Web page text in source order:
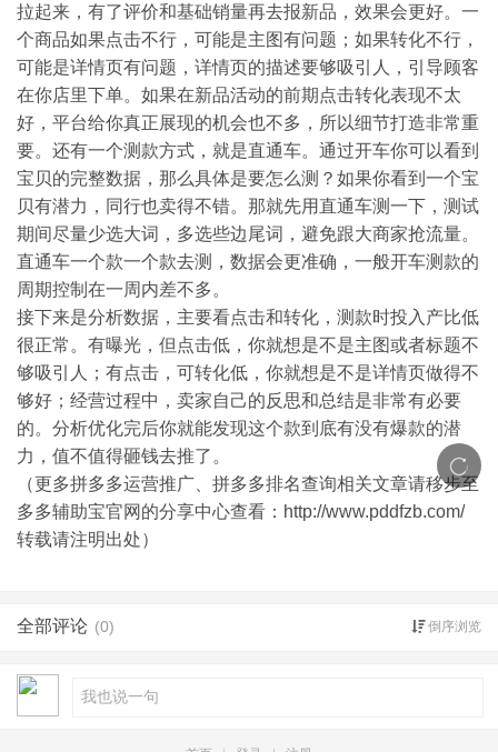
拉起来，有了评价和基础销量再去报新品，效果会更好。一
个商品如果点击不行，可能是主图有问题；如果转化不行，
可能是详情页有问题，详情页的描述要够吸引人，引导顾客
在你店里下单。如果在新品活动的前期点击转化表现不太
好，平台给你真正展现的机会也不多，所以细节打造非常重
要。还有一个测款方式，就是直通车。通过开车你可以看到
宝贝的完整数据，那么具体是要怎么测？如果你看到一个宝
贝有潜力，同行也卖得不错。那就先用直通车测一下，测试
期间尽量少选大词，多选些边尾词，避免跟大商家抢流量。
直通车一个款一个款去测，数据会更准确，一般开车测款的
周期控制在一周内差不多。
接下来是分析数据，主要看点击和转化，测款时投入产比低
很正常。有曝光，但点击低，你就想是不是主图或者标题不
够吸引人；有点击，可转化低，你就想是不是详情页做得不
够好；经营过程中，卖家自己的反思和总结是非常有必要
的。分析优化完后你就能发现这个款到底有没有爆款的潜
力，值不值得砸钱去推了。
（更多拼多多运营推广、拼多多排名查询相关文章请移步至
多多辅助宝官网的分享中心查看： http://www.pddfzb.com/
转载请注明出处）
全部评论 (0) 倒序浏览